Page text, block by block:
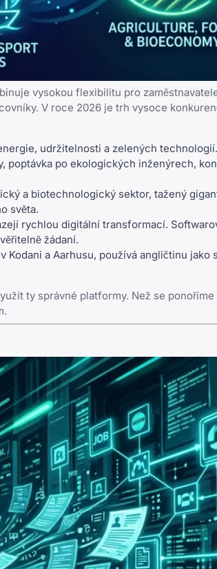
vysokou flexibilitu pro
V roce 2026 je trh vysoce
udržitelnosti a zelených
poptávka po ekologických inženýrech,
a biotechnologický sektor, tažený
světa.
rychlou digitální transformací.
žádaní.
Kodani a Aarhusu, používá angličtinu jako
ty správné platformy. Než se